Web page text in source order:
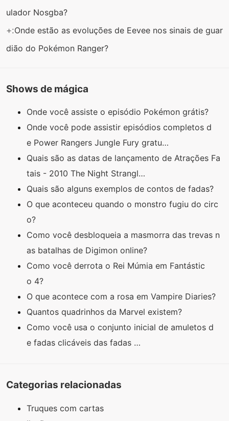
ulador Nosgba?
+:Onde estão as evoluções de Eevee nos sinais de guar
dião do Pokémon Ranger?
Shows de mágica
Onde você assiste o episódio Pokémon grátis?
Onde você pode assistir episódios completos d
e Power Rangers Jungle Fury gratu…
Quais são as datas de lançamento de Atrações Fa
tais - 2010 The Night Strangl…
Quais são alguns exemplos de contos de fadas?
O que aconteceu quando o monstro fugiu do circ
o?
Como você desbloqueia a masmorra das trevas n
as batalhas de Digimon online?
Como você derrota o Rei Múmia em Fantástic
o 4?
O que acontece com a rosa em Vampire Diaries?
Quantos quadrinhos da Marvel existem?
Como você usa o conjunto inicial de amuletos d
e fadas clicáveis ​​​​das fadas …
Categorias relacionadas
Truques com cartas